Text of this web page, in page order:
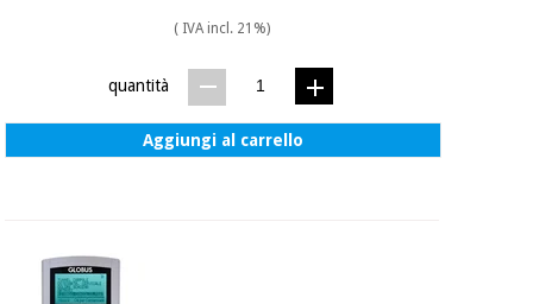
( IVA incl. 21%)
quantità
Aggiungi al carrello